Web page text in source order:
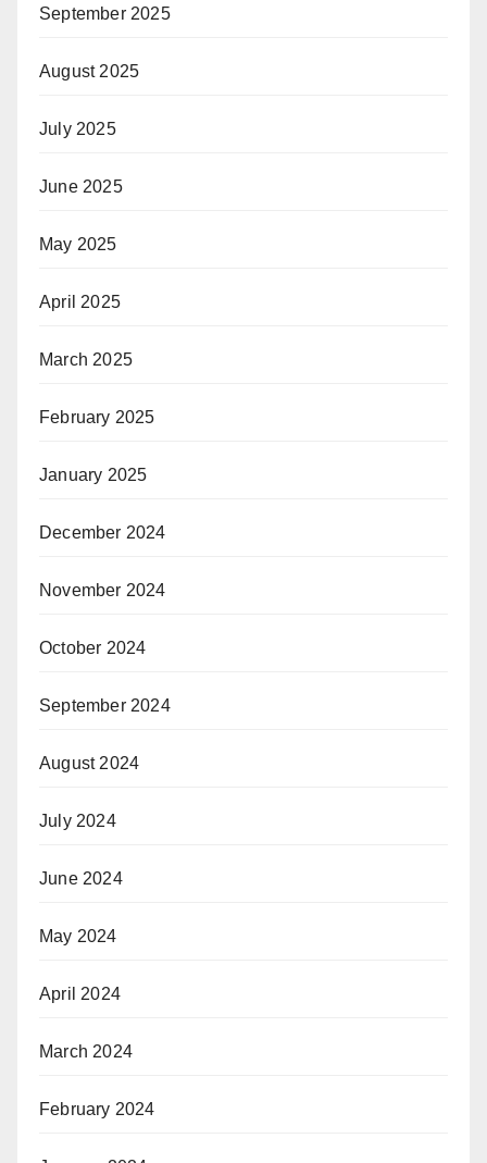
September 2025
August 2025
July 2025
June 2025
May 2025
April 2025
March 2025
February 2025
January 2025
December 2024
November 2024
October 2024
September 2024
August 2024
July 2024
June 2024
May 2024
April 2024
March 2024
February 2024